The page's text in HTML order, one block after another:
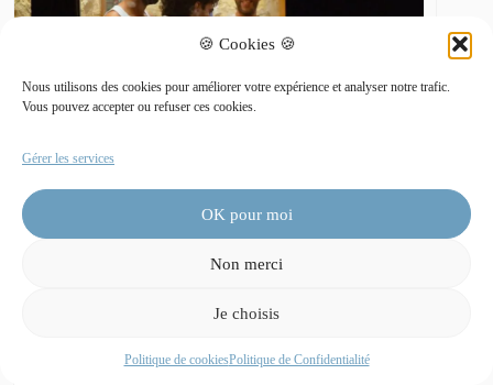
🍪 Cookies 🍪
Nous utilisons des cookies pour améliorer votre expérience et analyser notre trafic.
Vous pouvez accepter ou refuser ces cookies.
Gérer les services
OK pour moi
Non merci
Je choisis
Politique de cookiesPolitique de Confidentialité